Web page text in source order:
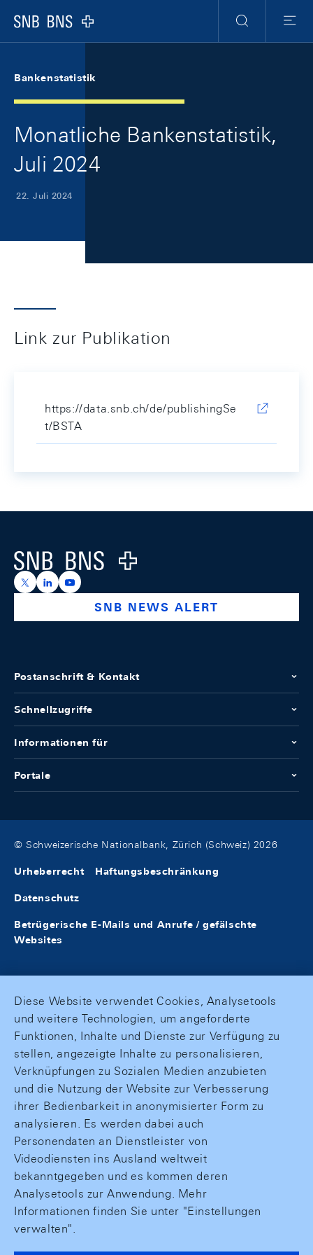
Logo
Suche
Menu
Bankenstatistik
Monatliche Bankenstatistik,
Juli 2024
22. Juli 2024
Link zur Publikation
https://data.snb.ch/de/publishingSe
t/BSTA
Logo
https://x.com/snb_bns
https://ch.linkedin.com/company/swiss-national-
https://www.youtube.com/@swissnationalbank
SNB NEWS ALERT
Postanschrift & Kontakt
Schnellzugriffe
Informationen für
Portale
© Schweizerische Nationalbank, Zürich (Schweiz) 2026
Urheberrecht Haftungsbeschränkung
Datenschutz
Betrügerische E-Mails und Anrufe / gefälschte
Websites
Diese Website verwendet Cookies, Analysetools
und weitere Technologien, um angeforderte
Funktionen, Inhalte und Dienste zur Verfügung zu
stellen, angezeigte Inhalte zu personalisieren,
Verknüpfungen zu Sozialen Medien anzubieten
und die Nutzung der Website zur Verbesserung
ihrer Bedienbarkeit in anonymisierter Form zu
analysieren. Es werden dabei auch
Personendaten an Dienstleister von
Videodiensten ins Ausland weltweit
bekanntgegeben und es kommen deren
Analysetools zur Anwendung. Mehr
Informationen finden Sie unter "Einstellungen
verwalten".